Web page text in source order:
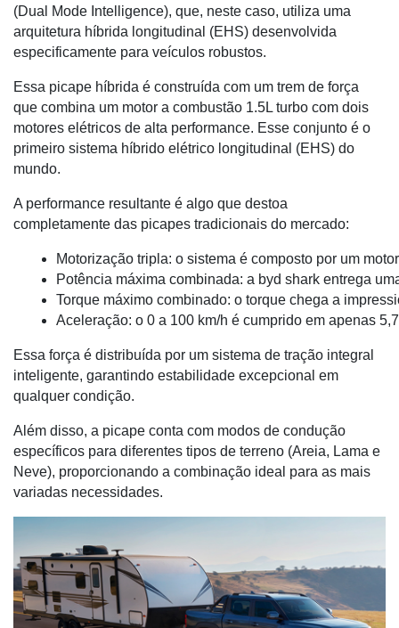
(Dual Mode Intelligence), que, neste caso, utiliza uma
arquitetura híbrida longitudinal (EHS) desenvolvida
especificamente para veículos robustos.
Essa picape híbrida é construída com um trem de força
que combina um motor a combustão 1.5L turbo com dois
motores elétricos de alta performance. Esse conjunto é o
primeiro sistema híbrido elétrico longitudinal (EHS) do
mundo.
A performance resultante é algo que destoa
completamente das picapes tradicionais do mercado:
Motorização tripla: o sistema é composto por um
Potência máxima combinada: a byd shark entrega
Torque máximo combinado: o torque chega a
Aceleração: o 0 a 100 km/h é cumprido em apenas
Essa força é distribuída por um sistema de tração integral
inteligente, garantindo estabilidade excepcional em
qualquer condição.
Além disso, a picape conta com modos de condução
específicos para diferentes tipos de terreno (Areia, Lama e
Neve), proporcionando a combinação ideal para as mais
variadas necessidades.